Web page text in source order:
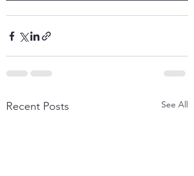
Recent Posts See All